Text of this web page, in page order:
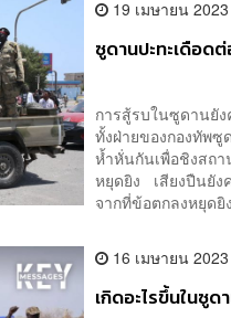
19 เมษายน 2023
ซูดานปะทะเดือด
การสู้รบในซูดานยัง
ทั้งฝ่ายของกองทัพซู
ห้ำหั่นกันเพื่อชิงสถ
หยุดยิง เสียงปืนยัง
จากที่ข้อตกลงหยุดยิ
16 เมษายน 2023
เกิดอะไรขึ้นในซู